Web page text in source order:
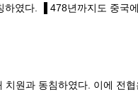
하였다. ▐ 478년까지도 중
원과 동침하였다. 이에 전